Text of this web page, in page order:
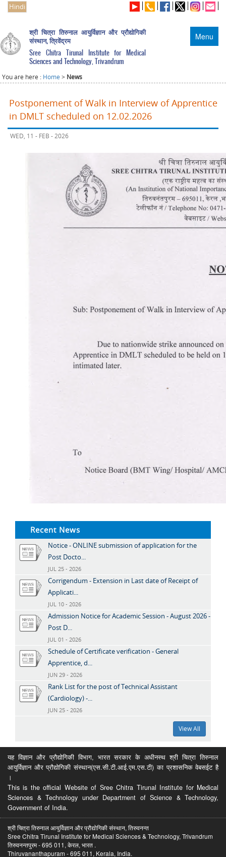
Hindi
Menu
श्री चित्रा तिरुनाल आयुर्विज्ञान और प्रौद्योगिकी
संस्थान, त्रिवेंद्रम
Sree Chitra Tirunal Institute for Medical
Sciences and Technology, Trivandrum
You are here : Home > News
Postponement of Walk in Interview of Apprentice
in DMLT scheduled on 12.02.2026
WED, 11 - FEB - 2026
Recent News
Notice - ONLINE submission of application for the
Post Docto...
JUL 25 - 2026
Corrigendum - Extension in Last date of Receipt of
Applicati...
JUL 10 - 2026
Admission Notice for Academic Session - August 2026 -
Post D...
JUL 01 - 2026
Schedule of Certificate verification - General
Apprentice, d...
JUN 29 - 2026
Rank List for the post of Technical Assistant
(Cardiology) -...
JUN 25 - 2026
View All
यह विज्ञान और प्रौद्योगिकी विभाग, भारत सरकार के अधीनस्थ श्री चित्रा तिरुनाल
आयुर्विज्ञान और प्रौद्योगिकी संस्थान(एस.सी.टी.आई.एम.एस.टी) का प्रशासनिक वेबसईट है
।
This is the official Website of Sree Chitra Tirunal Institute for Medical
Sciences & Technology under Department of Science & Technology,
Government of India.
श्री चित्रा तिरुनाल आयुर्विज्ञान और प्रौद्योगिकी संस्थान, तिरुवनन्त
Sree Chitra Tirunal Institute for Medical Sciences & Technology, Trivandrum
तिरुवनन्तपुरम - 695 011, केरल, भारत .
Thiruvananthapuram - 695 011, Kerala, India.